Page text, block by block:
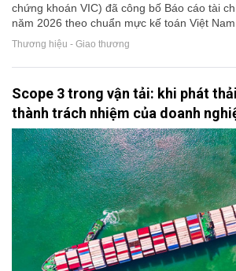
chứng khoán VIC) đã công bố Báo cáo tài
năm 2026 theo chuẩn mực kế toán Việt Nam
Thương hiệu - Giao thương
Scope 3 trong vận tải: khi phát
thành trách nhiệm của doanh